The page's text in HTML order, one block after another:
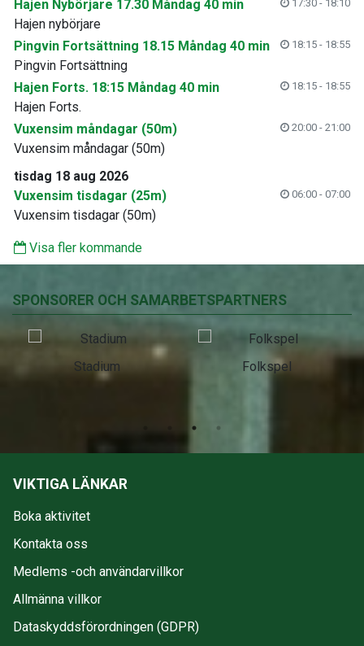
Hajen Nybörjare 17.30 Måndag 40 min 17:30 - 18:10
Hajen nybörjare
Pingvin Fortsättning 18.15 Måndag 40 min
18:15 - 18:55
Pingvin Fortsättning
Hajen Forts. 18:15 Måndag 40 min
18:15 - 18:55
Hajen Forts.
Vuxensim måndagar (50m)
20:00 - 21:00
Vuxensim måndagar (50m)
tisdag 18 aug 2026
Vuxensim tisdagar (25m)
06:00 - 07:00
Vuxensim tisdagar (50m)
Visa fler kommande
SPONSORER OCH SAMARBETSPARTNERS
Stadium Folkspel
VIKTIGA LÄNKAR
Boka aktivitet
Kontakta oss
Medlems -och användarvillkor
Allmänna villkor
Dataskyddsförordningen (GDPR)